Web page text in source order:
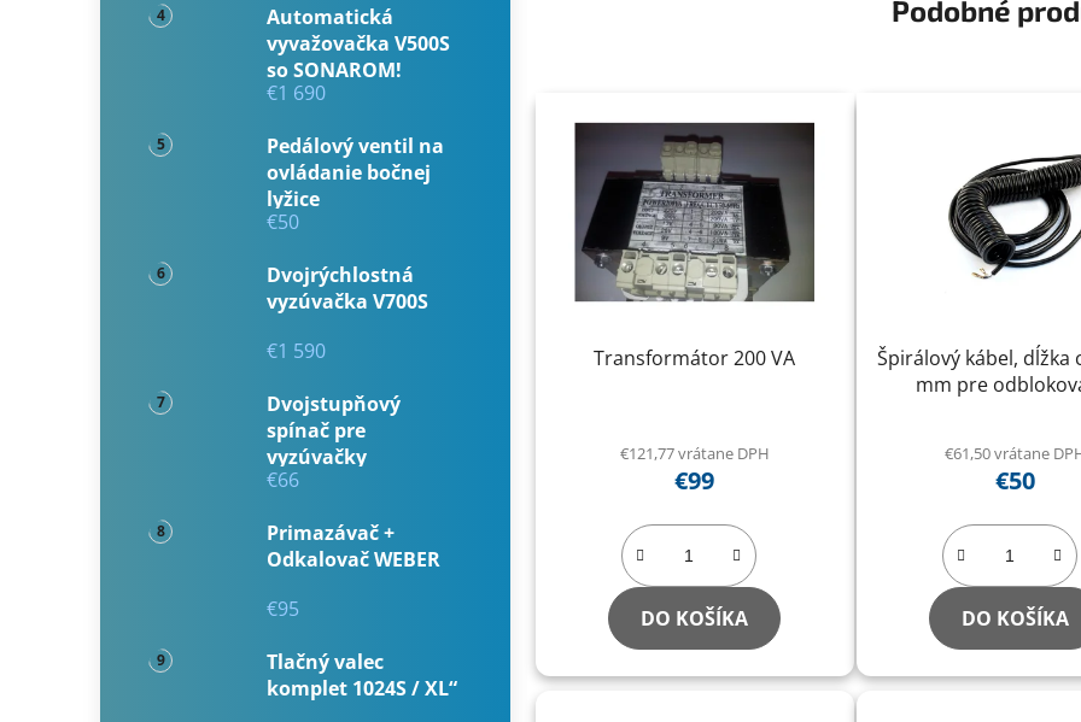
Automatická
vyvažovačka V500S
so SONAROM!
€1 690
Pedálový ventil na
ovládanie bočnej
lyžice
€50
Dvojrýchlostná
vyzúvačka V700S
€1 590
Dvojstupňový
spínač pre
vyzúvačky
€66
Primazávač +
Odkalovač WEBER
€95
Tlačný valec
komplet 1024S / XL“
Podobné
Transformátor 200 VA
€121,77 vrátane DPH
€99
DO KOŠÍKA
Špirálový kábel, dĺžka
mm pre
€61,50 vrátane
€50
DO KOŠÍKA